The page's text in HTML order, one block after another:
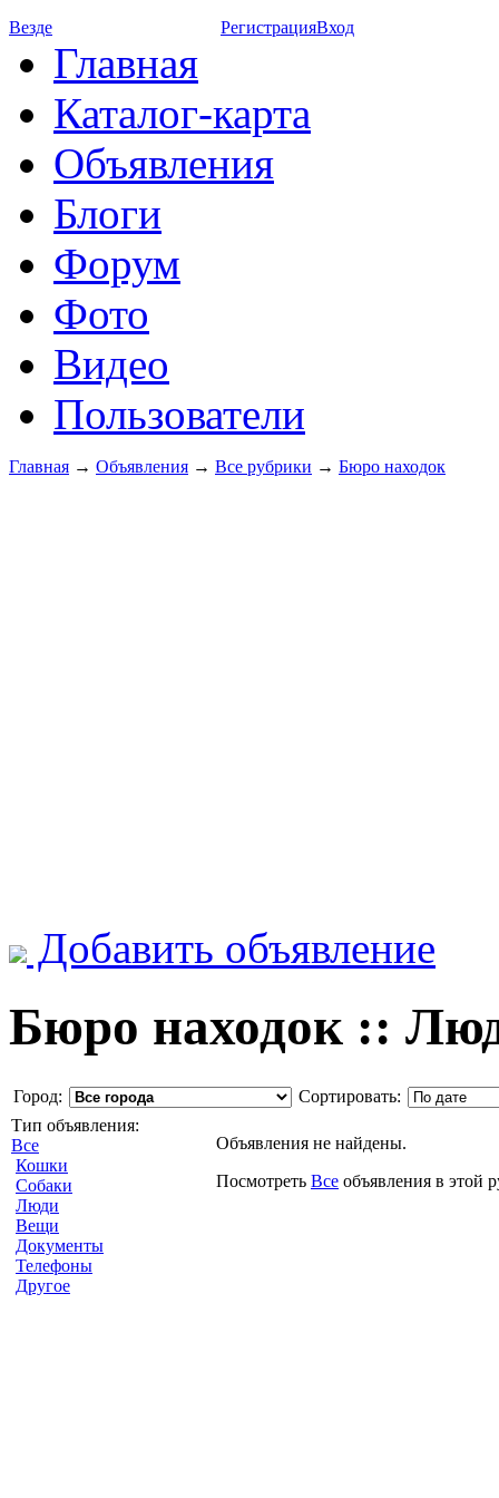
Везде РегистрацияВход
Главная
Каталог-карта
Объявления
Блоги
Форум
Фото
Видео
Пользователи
Главная → Объявления → Все рубрики → Бюро находок
Добавить объявление
Бюро находок ::
Город:
Сортировать:
Тип объявления:
Все
Кошки
Собаки
Люди
Вещи
Документы
Телефоны
Другое
Объявления не найдены.
Посмотреть Все объявления в этой